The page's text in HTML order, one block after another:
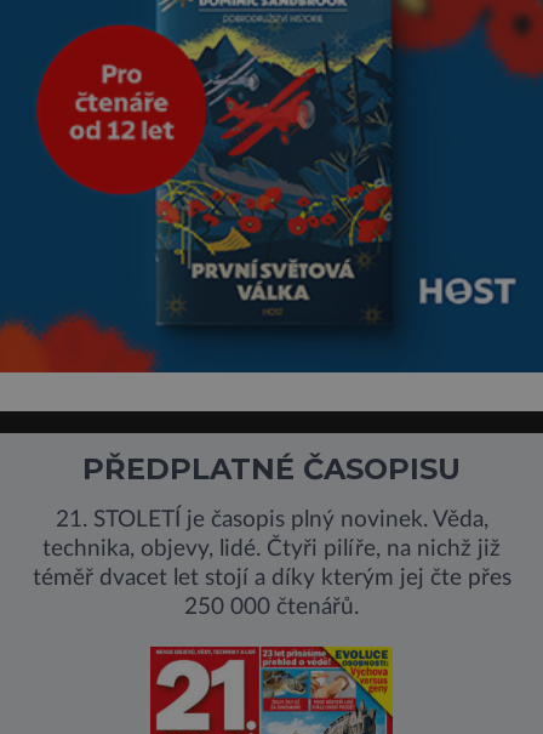
PŘEDPLATNÉ ČASOPISU
21. STOLETÍ je časopis plný novinek. Věda,
technika, objevy, lidé. Čtyři pilíře, na nichž již
téměř dvacet let stojí a díky kterým jej čte přes
250 000 čtenářů.